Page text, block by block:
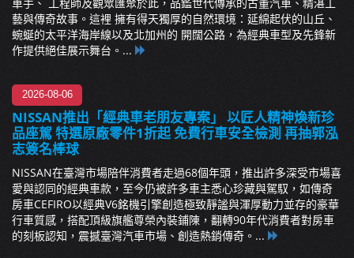
藝與傳奇故事。這裡 擁有得天獨厚的自然環境：延綿起伏的山丘、
蜿蜒的太平洋海岸線以及北加州的 開闊公路，為經典車型及先鋒新
作提供絕佳展示舞台。...
2026-08-06
NISSAN推出「經典車老朋友專案」 以匠人精神煥新珍
品座駕 特選原廠零件1折起 免費行車安全檢測 再抽郭泓
志簽名棒球
NISSAN在臺灣市場陪伴消費者走過68個年頭，推出許多深受市場喜
愛與認同的經典車款，至今仍被許多車主悉心珍藏與駕馭，如傳奇
房車CEFIRO以經典V6銘機引擎創造極致靜謐與渾厚動力並存的豪華
行車質感，搭配頂級旗艦尊榮內裝鋪陳，翻轉90年代消費者對房車
的刻板認知，震撼臺灣汽車市場、創造熱銷傳奇。...